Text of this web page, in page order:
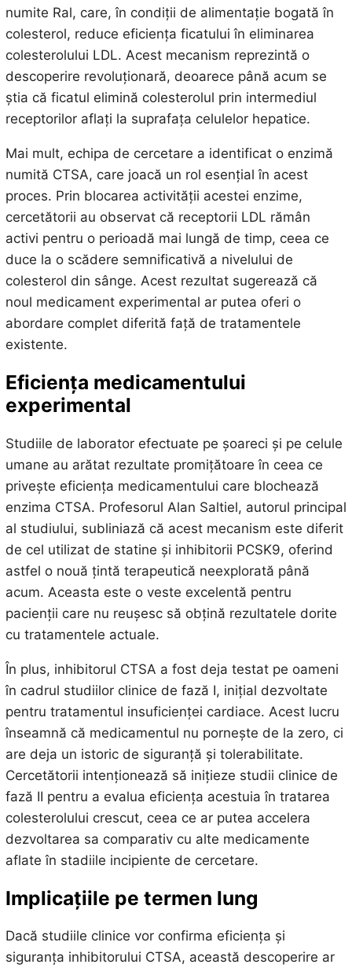
numite Ral, care, în condiții de alimentație bogată în
colesterol, reduce eficiența ficatului în eliminarea
colesterolului LDL. Acest mecanism reprezintă o
descoperire revoluționară, deoarece până acum se
știa că ficatul elimină colesterolul prin intermediul
receptorilor aflați la suprafața celulelor hepatice.
Mai mult, echipa de cercetare a identificat o enzimă
numită CTSA, care joacă un rol esențial în acest
proces. Prin blocarea activității acestei enzime,
cercetătorii au observat că receptorii LDL rămân
activi pentru o perioadă mai lungă de timp, ceea ce
duce la o scădere semnificativă a nivelului de
colesterol din sânge. Acest rezultat sugerează că
noul medicament experimental ar putea oferi o
abordare complet diferită față de tratamentele
existente.
Eficiența medicamentului
experimental
Studiile de laborator efectuate pe șoareci și pe celule
umane au arătat rezultate promițătoare în ceea ce
privește eficiența medicamentului care blochează
enzima CTSA. Profesorul Alan Saltiel, autorul principal
al studiului, subliniază că acest mecanism este diferit
de cel utilizat de statine și inhibitorii PCSK9, oferind
astfel o nouă țintă terapeutică neexplorată până
acum. Aceasta este o veste excelentă pentru
pacienții care nu reușesc să obțină rezultatele dorite
cu tratamentele actuale.
În plus, inhibitorul CTSA a fost deja testat pe oameni
în cadrul studiilor clinice de fază I, inițial dezvoltate
pentru tratamentul insuficienței cardiace. Acest lucru
înseamnă că medicamentul nu pornește de la zero, ci
are deja un istoric de siguranță și tolerabilitate.
Cercetătorii intenționează să inițieze studii clinice de
fază II pentru a evalua eficiența acestuia în tratarea
colesterolului crescut, ceea ce ar putea accelera
dezvoltarea sa comparativ cu alte medicamente
aflate în stadiile incipiente de cercetare.
Implicațiile pe termen lung
Dacă studiile clinice vor confirma eficiența și
siguranța inhibitorului CTSA, această descoperire ar